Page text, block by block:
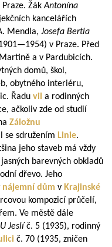
Praze. ŽákAntonína
kancelářích
Mendla, Josefa Bertla
) v Praze. Před
a v Pardubicích.
domů, škol,
obytného interiéru,
Řadu vil a rodinných
ačkoliv zde od studií
Záložnu
se sdružením Linie.
jeho staveb má vždy
barevných obkladů
dřevo. Jeho
nájemní dům v Krajinské
kompozicí průčelí,
Ve městě dále
U Jeslíč. 5 (1935), rodinný
č. 70 (1935, zničen